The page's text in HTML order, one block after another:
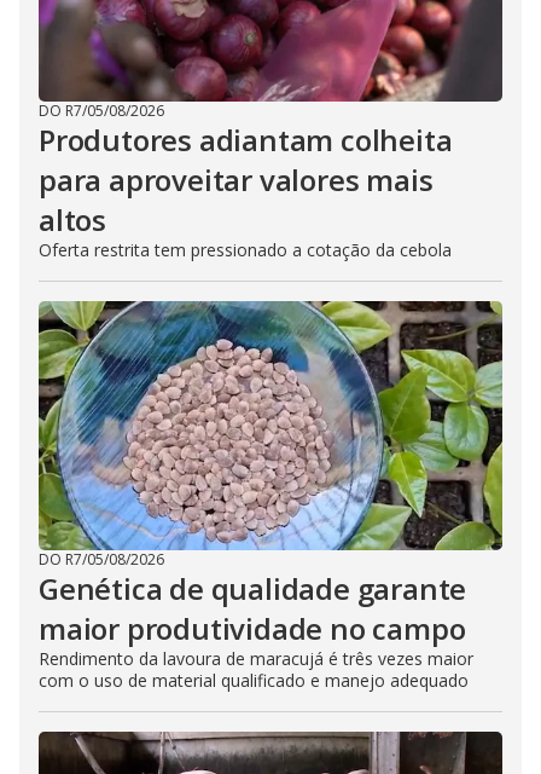
DO R7/05/08/2026
Produtores adiantam colheita
para aproveitar valores mais
altos
Oferta restrita tem pressionado a cotação da cebola
DO R7/05/08/2026
Genética de qualidade garante
maior produtividade no campo
Rendimento da lavoura de maracujá é três vezes maior
com o uso de material qualificado e manejo adequado